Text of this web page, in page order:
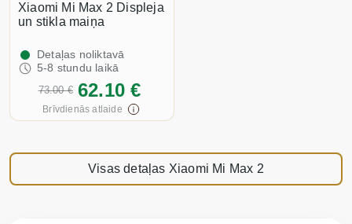
Xiaomi Mi Max 2 Displeja
un stikla maiņa
Detaļas noliktavā
5-8 stundu laikā
73.00 € 62.10 €
Brīvdienās atlaide
Visas detaļas Xiaomi Mi Max 2